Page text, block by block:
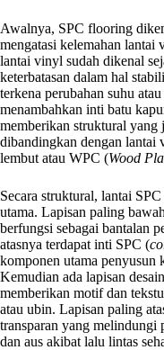
Awalnya, SPC flooring
mengatasi kelemahan
lantai vinyl sudah dikenal
keterbatasan dalam hal
terkena perubahan suhu
menambahkan inti batu
memberikan struktural yang
dibandingkan dengan lantai
lembut atau WPC (Wood
Secara struktural, lantai
utama. Lapisan paling
berfungsi sebagai bantalan
atasnya terdapat inti SPC (
komponen utama penyusun
Kemudian ada lapisan
memberikan motif dan
atau ubin. Lapisan paling
transparan yang melindungi
dan aus akibat lalu lintas